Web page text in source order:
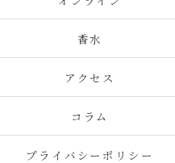
香水
アクセス
コラム
プライバシーポリシー